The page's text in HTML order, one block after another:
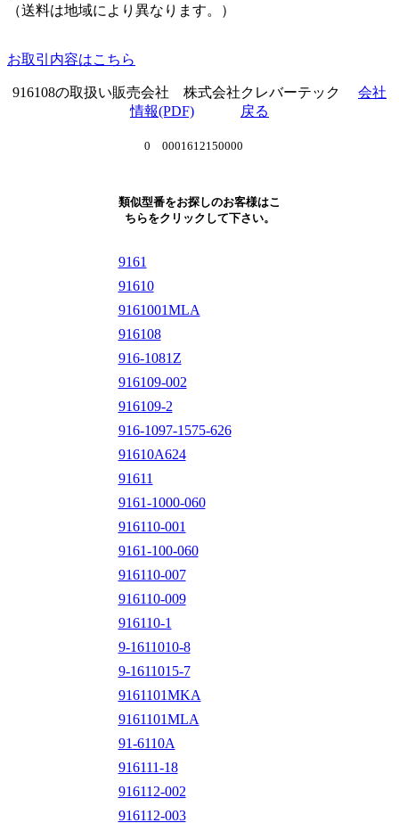
（送料は地域により異なります。）
お取引内容はこちら
916108の取扱い販売会社 株式会社クレバーテック 会社
情報(PDF)
戻る
0 0001612150000
類似型番をお探しのお客様はこ
ちらをクリックして下さい。
9161
91610
9161001MLA
916108
916-1081Z
916109-002
916109-2
916-1097-1575-626
91610A624
91611
9161-1000-060
916110-001
9161-100-060
916110-007
916110-009
916110-1
9-1611010-8
9-1611015-7
9161101MKA
9161101MLA
91-6110A
916111-18
916112-002
916112-003